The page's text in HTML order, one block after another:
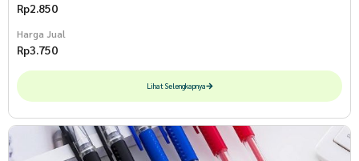
Rp2.850
Harga Jual
Rp3.750
Lihat Selengkapnya